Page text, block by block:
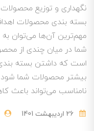
نگهداری و توزیع
بسته بندی محصولات
مهم‌ترین آن‌ها می‌توان
شما در میان چندی از
است که داشتن بسته
بیشتر محصولات شما شود
نامناسب می‌تواند